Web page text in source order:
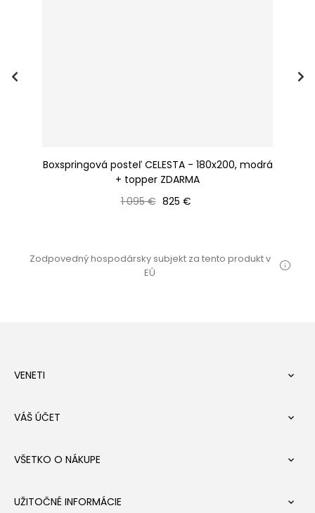
Boxspringová posteľ CELESTA - 180x200, modrá
+ topper ZDARMA
Bežná cena
1 095 € Cena
825 €
Zodpovedný hospodársky subjekt za tento produkt v
EÚ
VENETI 
VÁŠ ÚČET 
VŠETKO O NÁKUPE 
UŽITOČNÉ INFORMÁCIE 